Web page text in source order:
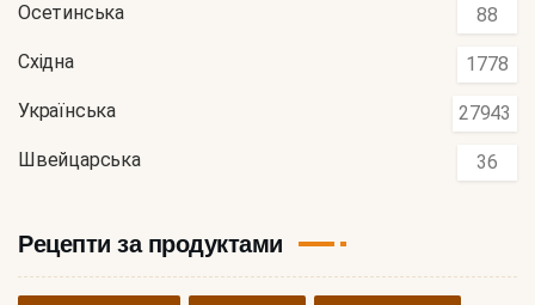
Осетинська 88
Східна 1778
Українська 27943
Швейцарська 36
Рецепти за продуктами